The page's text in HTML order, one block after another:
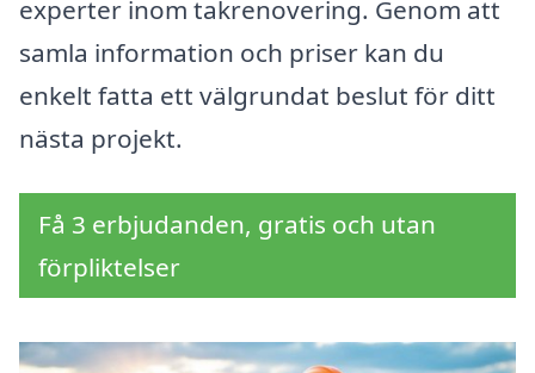
experter inom takrenovering. Genom att
samla information och priser kan du
enkelt fatta ett välgrundat beslut för ditt
nästa projekt.
Få 3 erbjudanden, gratis och utan
förpliktelser